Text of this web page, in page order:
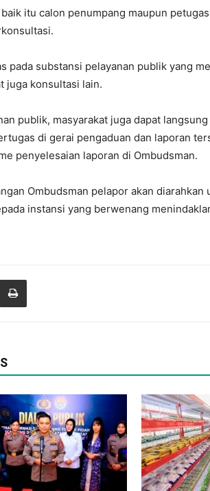
itu calon penumpang maupun
pada substansi pelayanan publik yang
juga konsultasi lain.
publik, masyarakat juga dapat
di gerai pengaduan dan laporan
penyelesaian laporan di Ombudsman.
Ombudsman pelapor akan diarahkan
instansi yang berwenang